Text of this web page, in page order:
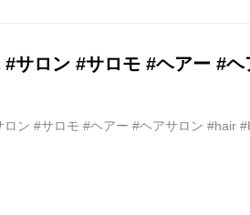
#サロン #サロモ #ヘアー #
ロン #サロモ #ヘアー #ヘアサロン #hair